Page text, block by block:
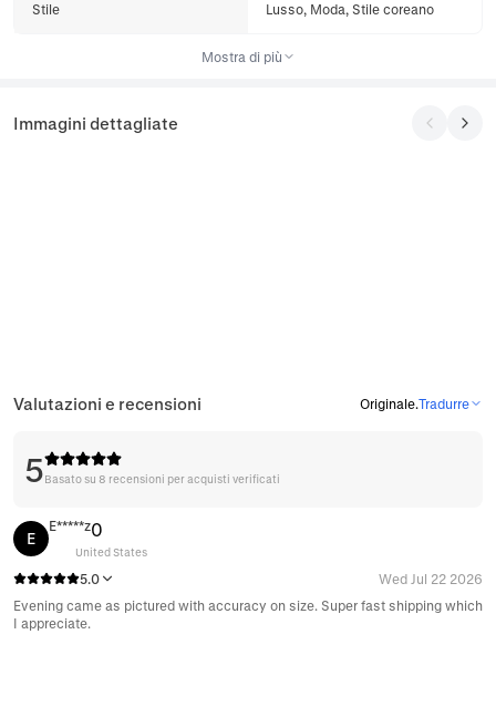
Stile Lusso, Moda, Stile coreano
Mostra di più
Immagini dettagliate
Valutazioni e recensioni Originale.Tradurre
5Basato su 8 recensioni per acquisti verificati
E
E*****z0
United States
5.0
Wed Jul 22 2026
Evening came as pictured with accuracy on size. Super fast shipping which
I appreciate.